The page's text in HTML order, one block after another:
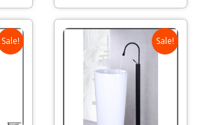
Sale! Sale!